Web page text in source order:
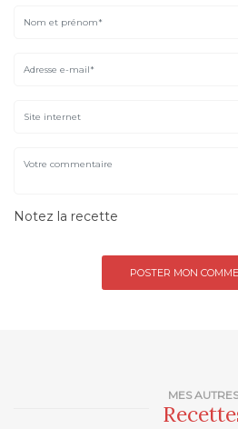
MES AUTRES
Notez la recette